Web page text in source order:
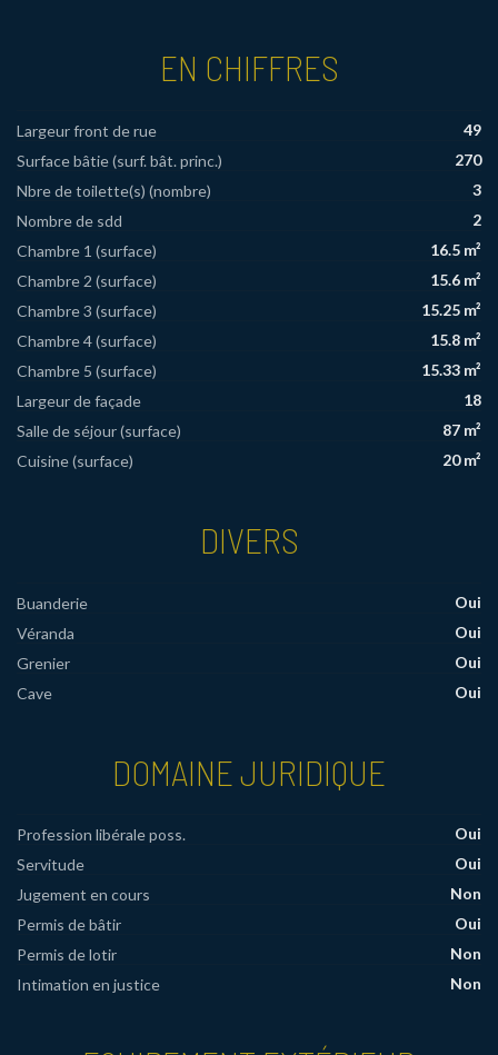
EN CHIFFRES
Largeur front de rue
49
Surface bâtie (surf. bât. princ.)
270
Nbre de toilette(s) (nombre)
3
Nombre de sdd
2
Chambre 1 (surface)
16.5 m²
Chambre 2 (surface)
15.6 m²
Chambre 3 (surface)
15.25 m²
Chambre 4 (surface)
15.8 m²
Chambre 5 (surface)
15.33 m²
Largeur de façade
18
Salle de séjour (surface)
87 m²
Cuisine (surface)
20 m²
DIVERS
Buanderie
Oui
Véranda
Oui
Grenier
Oui
Cave
Oui
DOMAINE JURIDIQUE
Profession libérale poss.
Oui
Servitude
Oui
Jugement en cours
Non
Permis de bâtir
Oui
Permis de lotir
Non
Intimation en justice
Non